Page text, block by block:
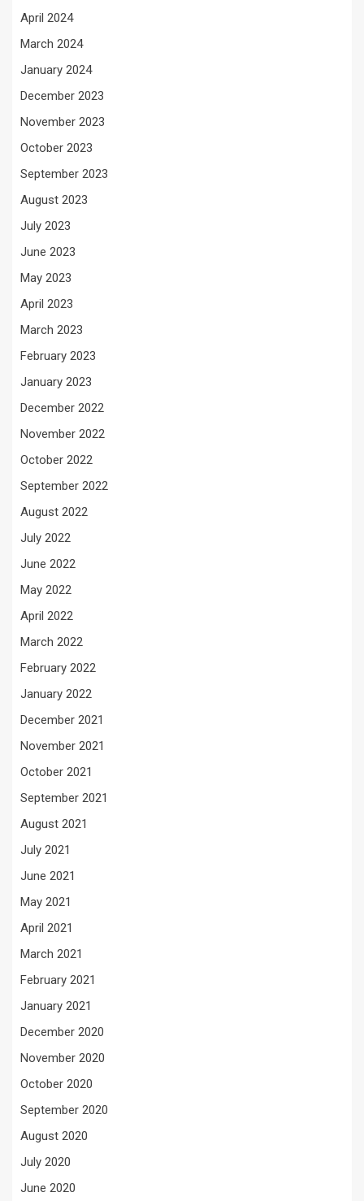
April 2024
March 2024
January 2024
December 2023
November 2023
October 2023
September 2023
August 2023
July 2023
June 2023
May 2023
April 2023
March 2023
February 2023
January 2023
December 2022
November 2022
October 2022
September 2022
August 2022
July 2022
June 2022
May 2022
April 2022
March 2022
February 2022
January 2022
December 2021
November 2021
October 2021
September 2021
August 2021
July 2021
June 2021
May 2021
April 2021
March 2021
February 2021
January 2021
December 2020
November 2020
October 2020
September 2020
August 2020
July 2020
June 2020